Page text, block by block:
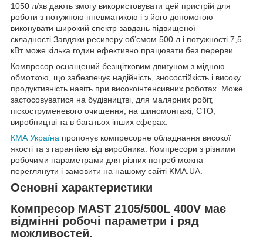
1050 л/хв дають змогу використовувати цей пристрій для
роботи з потужною пневматикою і з його допомогою
виконувати широкий спектр завдань підвищеної
складності.Завдяки ресиверу об’ємом 500 л і потужності 7,5
кВт може кілька годин ефективно працювати без перерви.
Компресор оснащений безщітковим двигуном з мідною
обмоткою, що забезпечує надійність, зносостійкість і високу
продуктивність навіть при високоінтенсивних роботах. Може
застосовуватися на будівництві, для малярних робіт,
піскоструменевого очищення, на шиномонтажі, СТО,
виробництві та в багатьох інших сферах.
КМА Україна пропонує компресорне обладнання високої
якості та з гарантією від виробника. Компресори з різними
робочими параметрами для різних потреб можна
переглянути і замовити на нашому сайті KMA.UA.
Основні характеристики
Компресор MAST 2105/500L 400V має
відмінні робочі параметри і ряд
можливостей.